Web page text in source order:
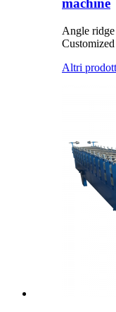
machine
Angle
Altri